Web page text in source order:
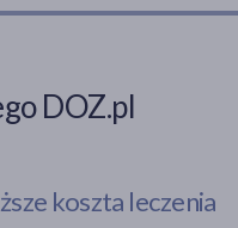
DOZ.pl
koszta leczenia